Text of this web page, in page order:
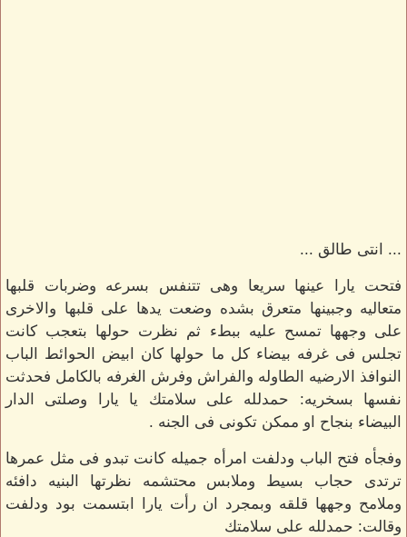
... انتى طالق ...
فتحت يارا عينها سريعا وهى تتنفس بسرعه وضربات قلبها
متعاليه وجبينها متعرق بشده وضعت يدها على قلبها والاخرى
على وجهها تمسح عليه ببطء ثم نظرت حولها بتعجب كانت
تجلس فى غرفه بيضاء كل ما حولها كان ابيض الحوائط الباب
النوافذ الارضيه الطاوله والفراش وفرش الغرفه بالكامل فحدثت
نفسها بسخريه: حمدلله على سلامتك يا يارا وصلتى الدار
البيضاء بنجاح او ممكن تكونى فى الجنه .
وفجأه فتح الباب ودلفت امرأه جميله كانت تبدو فى مثل عمرها
ترتدى حجاب بسيط وملابس محتشمه نظرتها البنيه دافئه
وملامح وجهها قلقه وبمجرد ان رأت يارا ابتسمت بود ودلفت
وقالت: حمدلله على سلامتك